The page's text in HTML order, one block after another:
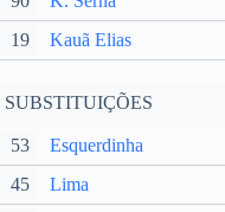
19 Kauã Elias
SUBSTITUIÇÕES
53 Esquerdinha
45 Lima